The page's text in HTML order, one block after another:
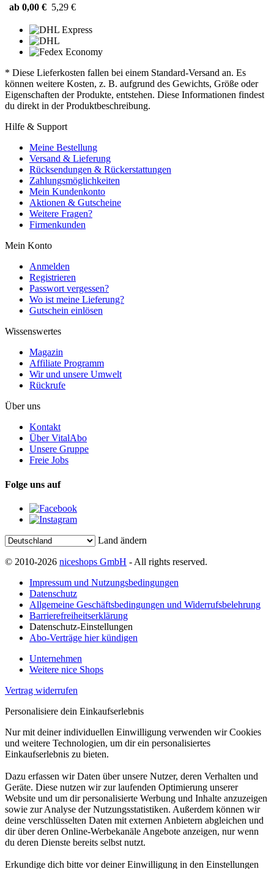
ab 0,00 € 5,29 €
* Diese Lieferkosten fallen bei einem Standard-Versand an. Es
können weitere Kosten, z. B. aufgrund des Gewichts, Größe oder
Eigenschaften der Produkte, entstehen. Diese Informationen findest
du direkt in der Produktbeschreibung.
Hilfe & Support
Meine Bestellung
Versand & Lieferung
Rücksendungen & Rückerstattungen
Zahlungsmöglichkeiten
Mein Kundenkonto
Aktionen & Gutscheine
Weitere Fragen?
Firmenkunden
Mein Konto
Anmelden
Registrieren
Passwort vergessen?
Wo ist meine Lieferung?
Gutschein einlösen
Wissenswertes
Magazin
Affiliate Programm
Wir und unsere Umwelt
Rückrufe
Über uns
Kontakt
Über VitalAbo
Unsere Gruppe
Freie Jobs
Folge uns auf
Land ändern
© 2010-2026 niceshops GmbH - All rights reserved.
Impressum und Nutzungsbedingungen
Datenschutz
Allgemeine Geschäftsbedingungen und Widerrufsbelehrung
Barrierefreiheitserklärung
Datenschutz-Einstellungen
Abo-Verträge hier kündigen
Unternehmen
Weitere nice Shops
Vertrag widerrufen
Personalisiere dein Einkaufserlebnis
Nur mit deiner individuellen Einwilligung verwenden wir Cookies
und weitere Technologien, um dir ein personalisiertes
Einkaufserlebnis zu bieten.
Dazu erfassen wir Daten über unsere Nutzer, deren Verhalten und
Geräte. Diese nutzen wir zur laufenden Optimierung unserer
Website und um dir personalisierte Werbung und Inhalte anzuzeigen
sowie zur Analyse der Nutzungsstatistiken. Außerdem können wir
deine verschlüsselten Daten mit externen Anbietern abgleichen und
dir über deren Online-Werbekanäle Angebote anzeigen, nur wenn
du deren Dienste bereits selbst nutzt.
Erkundige dich bitte vor deiner Einwilligung in den Einstellungen